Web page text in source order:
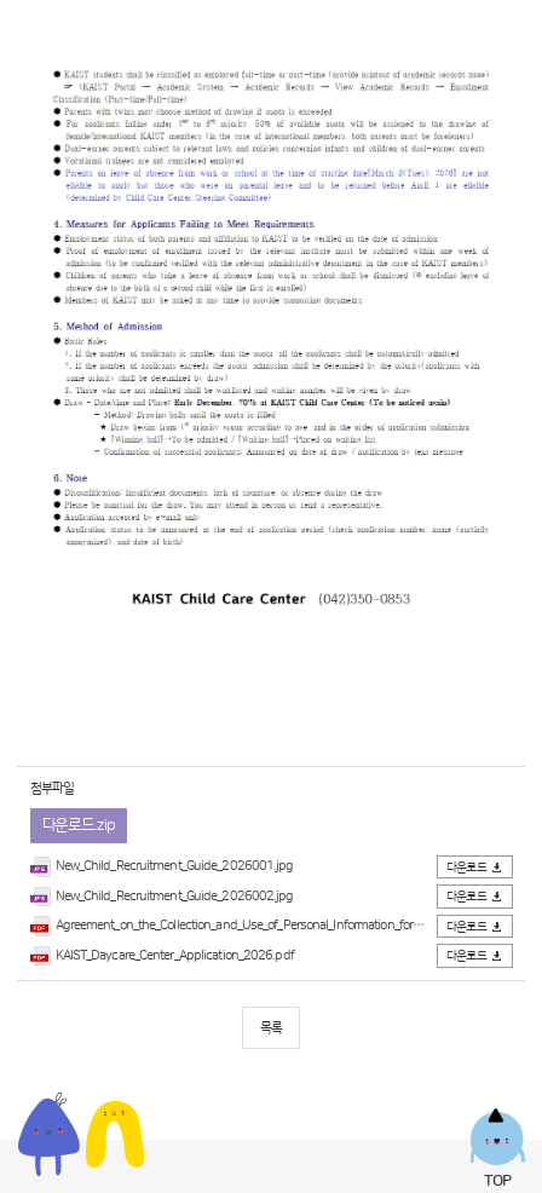
첨부파일
다운로드.zip
New_Child_Recruitment_Guide_2026001.jpg 다운로드
New_Child_Recruitment_Guide_2026002.jpg 다운로드
Agreement_on_the_Collection_and_Use_of_Personal_Information_for_Minors_2026.pdf 다운로드
KAIST_Daycare_Center_Application_2026.pdf 다운로드
목록
TOP